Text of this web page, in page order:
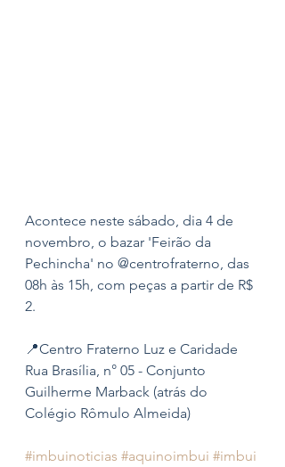
Acontece neste sábado, dia 4 de
novembro, o bazar 'Feirão da
Pechincha' no @centrofraterno, das
08h às 15h, com peças a partir de R$
2.
📍Centro Fraterno Luz e Caridade
Rua Brasília, n° 05 - Conjunto
Guilherme Marback (atrás do
Colégio Rômulo Almeida)
#imbuinoticias #aquinoimbui #imbui